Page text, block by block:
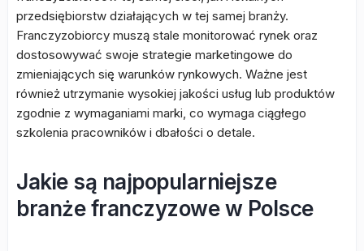
przedsiębiorstw działających w tej samej branży.
Franczyzobiorcy muszą stale monitorować rynek oraz
dostosowywać swoje strategie marketingowe do
zmieniających się warunków rynkowych. Ważne jest
również utrzymanie wysokiej jakości usług lub produktów
zgodnie z wymaganiami marki, co wymaga ciągłego
szkolenia pracowników i dbałości o detale.
Jakie są najpopularniejsze
branże franczyzowe w Polsce